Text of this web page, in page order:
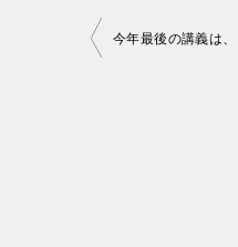
投今年最後の講義は